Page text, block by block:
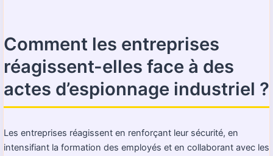
Comment les entreprises
réagissent-elles face à des
actes d’espionnage industriel ?
Les entreprises réagissent en renforçant leur sécurité, en
intensifiant la formation des employés et en collaborant avec les